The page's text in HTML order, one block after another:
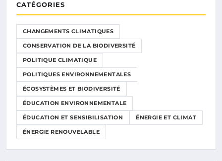
CATÉGORIES
CHANGEMENTS CLIMATIQUES
CONSERVATION DE LA BIODIVERSITÉ
POLITIQUE CLIMATIQUE
POLITIQUES ENVIRONNEMENTALES
ÉCOSYSTÈMES ET BIODIVERSITÉ
ÉDUCATION ENVIRONNEMENTALE
ÉDUCATION ET SENSIBILISATION ÉNERGIE ET CLIMAT
ÉNERGIE RENOUVELABLE